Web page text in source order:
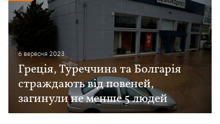
6 вересня 2023
Греція, Туреччина та Болгарія
страждають від повеней,
загинули не менше 5 людей